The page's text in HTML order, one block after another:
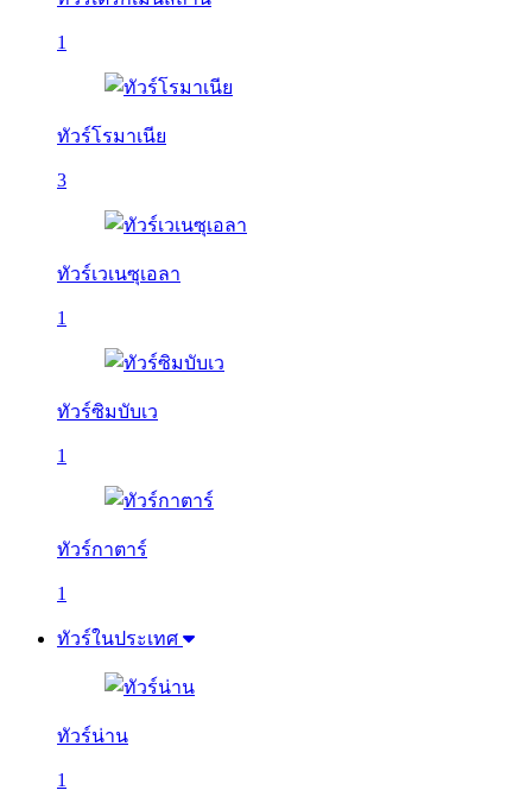
1
ทัวร์โรมาเนีย
3
ทัวร์เวเนซุเอลา
1
ทัวร์ซิมบับเว
1
ทัวร์กาตาร์
1
ทัวร์ในประเทศ
ทัวร์น่าน
1